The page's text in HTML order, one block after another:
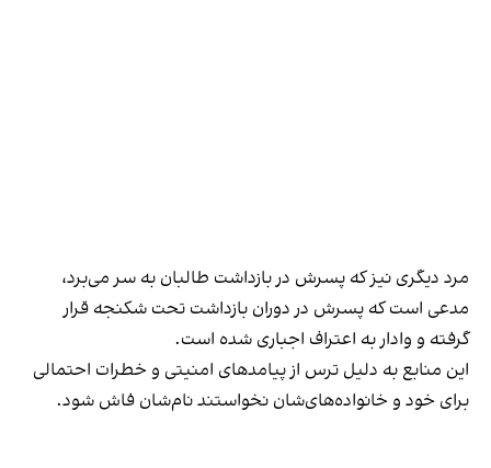
مرد دیگری نیز که پسرش در بازداشت طالبان به سر می‌برد،
مدعی است که پسرش در دوران بازداشت تحت شکنجه قرار
گرفته و وادار به اعتراف اجباری شده است.
این منابع به دلیل ترس از پیامدهای امنیتی و خطرات احتمالی
برای خود و خانواده‌های‌شان نخواستند نام‌شان فاش شود.